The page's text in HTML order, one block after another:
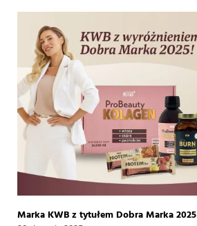
Marka KWB z tytułem Dobra Marka 2025